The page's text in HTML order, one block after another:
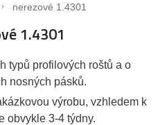
nerezové 1.4301
1.4301
typů profilových roštů a o
nosných pásků.
výrobu, vzhledem k
obvykle 3-4 týdny.